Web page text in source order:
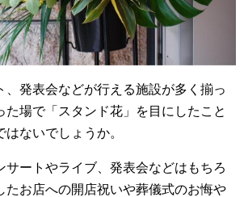
、発表会などが行える施設が多く揃っ
た場で「スタンド花」を目にしたこと
ないでしょうか。
サートやライブ、発表会などはもちろ
たお店への開店祝いや葬儀式のお悔や